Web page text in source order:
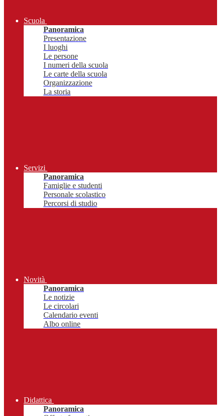
Scuola
Panoramica
Presentazione
I luoghi
Le persone
I numeri della scuola
Le carte della scuola
Organizzazione
La storia
Servizi
Panoramica
Famiglie e studenti
Personale scolastico
Percorsi di studio
Novità
Panoramica
Le notizie
Le circolari
Calendario eventi
Albo online
Didattica
Panoramica